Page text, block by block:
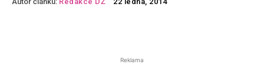
Reklama